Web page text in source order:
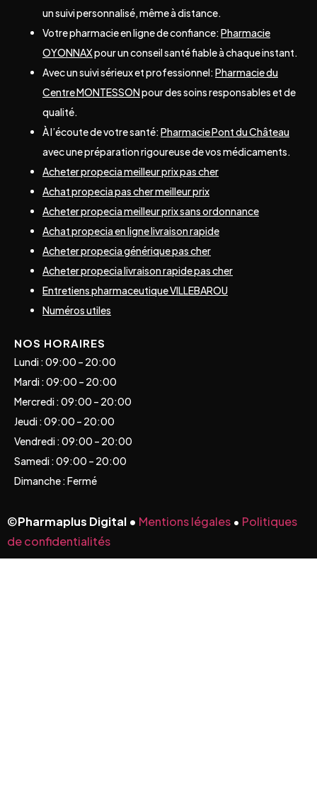
un suivi personnalisé, même à distance.
Votre pharmacie en ligne de confiance: Pharmacie
OYONNAXpour un conseil santé fiable à chaque instant.
Avec un suivi sérieux et professionnel: Pharmacie du
Centre MONTESSONpour des soins responsables et de
qualité.
À l’écoute de votre santé: Pharmacie Pont du Château
avec une préparation rigoureuse de vos médicaments.
Acheter propecia meilleur prix pas cher
Achat propecia pas cher meilleur prix
Acheter propecia meilleur prix sans ordonnance
Achat propecia en ligne livraison rapide
Acheter propecia générique pas cher
Acheter propecia livraison rapide pas cher
Entretiens pharmaceutique VILLEBAROU
Numéros utiles
NOS HORAIRES
Lundi : 09:00 – 20:00
Mardi : 09:00 – 20:00
Mercredi : 09:00 – 20:00
Jeudi : 09:00 – 20:00
Vendredi : 09:00 – 20:00
Samedi : 09:00 – 20:00
Dimanche : Fermé
©Pharmaplus Digital • Mentions légales • Politiques
de confidentialités